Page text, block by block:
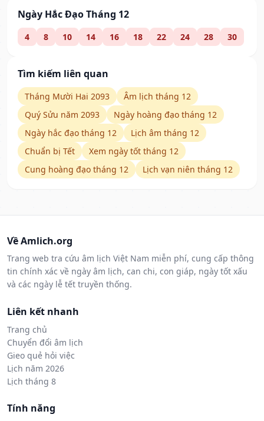
Ngày Hắc Đạo Tháng 12
4 8 10 14 16 18 22 24 28 30
Tìm kiếm liên quan
Tháng Mười Hai 2093
Âm lịch tháng 12
Quý Sửu năm 2093
Ngày hoàng đạo tháng 12
Ngày hắc đạo tháng 12
Lịch âm tháng 12
Chuẩn bị Tết
Xem ngày tốt tháng 12
Cung hoàng đạo tháng 12
Lịch vạn niên tháng 12
Về Amlich.org
Trang web tra cứu âm lịch Việt Nam miễn phí, cung cấp thông
tin chính xác về ngày âm lịch, can chi, con giáp, ngày tốt xấu
và các ngày lễ tết truyền thống.
Liên kết nhanh
Trang chủ
Chuyển đổi âm lịch
Gieo quẻ hỏi việc
Lịch năm 2026
Lịch tháng 8
Tính năng